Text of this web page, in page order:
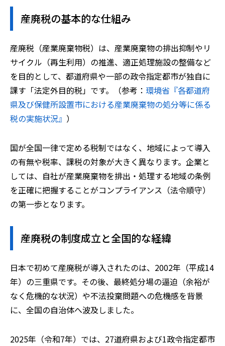
産廃税の基本的な仕組み
産廃税（産業廃棄物税）は、産業廃棄物の排出抑制やリ
サイクル（再生利用）の推進、適正処理施設の整備など
を目的として、都道府県や一部の政令指定都市が独自に
課す「法定外目的税」です。（参考： 環境省『各都道府
県及び保健所設置市における産業廃棄物の処分等に係る
税の実施状況』 ）
国が全国一律で定める税制ではなく、地域によって導入
の有無や税率、課税の対象が大きく異なります。企業と
しては、自社が産業廃棄物を排出・処理する地域の条例
を正確に把握することがコンプライアンス（法令順守）
の第一歩となります。
産廃税の制度成立と全国的な経緯
日本で初めて産廃税が導入されたのは、2002年（平成14
年）の三重県です。その後、最終処分場の逼迫（余裕が
なく危機的な状況）や不法投棄問題への危機感を背景
に、全国の自治体へ波及しました。
2025年（令和7年）では、27道府県および1政令指定都市